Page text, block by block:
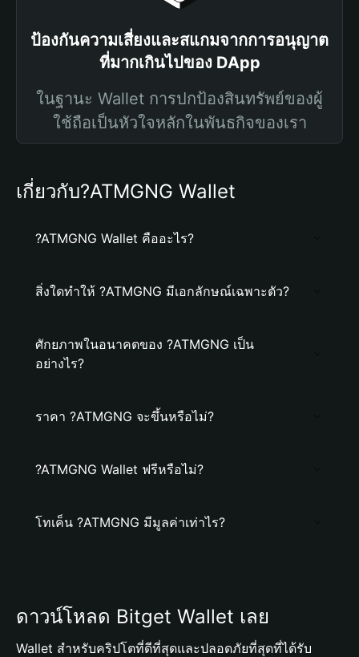
ป้องกันความเสี่ยงและสแกมจากการอนุญาต
ที่มากเกินไปของ DApp
ในฐานะ Wallet การปกป้องสินทรัพย์ของผู้
ใช้ถือเป็นหัวใจหลักในพันธกิจของเรา
เกี่ยวกับ?ATMGNG Wallet
?ATMGNG Wallet คืออะไร?
สิ่งใดทำให้ ?ATMGNG มีเอกลักษณ์เฉพาะตัว?
ศักยภาพในอนาคตของ ?ATMGNG เป็น
อย่างไร?
ราคา ?ATMGNG จะขึ้นหรือไม่?
?ATMGNG Wallet ฟรีหรือไม่?
โทเค็น ?ATMGNG มีมูลค่าเท่าไร?
ดาวน์โหลด Bitget Wallet เลย
Wallet สำหรับคริปโตที่ดีที่สุดและปลอดภัยที่สุดที่ได้รับ